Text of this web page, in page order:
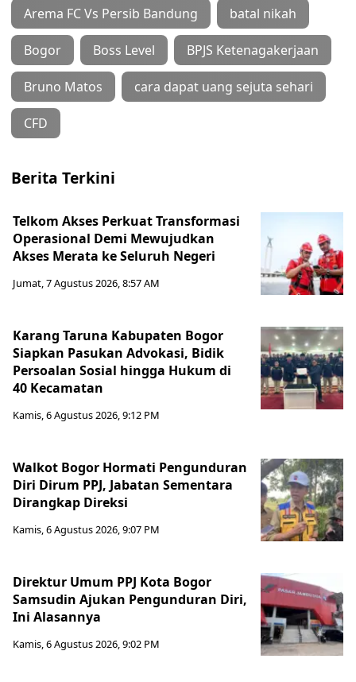
Arema FC Vs Persib Bandung batal nikah
Bogor Boss Level BPJS Ketenagakerjaan
Bruno Matos cara dapat uang sejuta sehari
CFD
Berita Terkini
Telkom Akses Perkuat Transformasi
Operasional Demi Mewujudkan
Akses Merata ke Seluruh Negeri
Jumat, 7 Agustus 2026, 8:57 AM
Karang Taruna Kabupaten Bogor
Siapkan Pasukan Advokasi, Bidik
Persoalan Sosial hingga Hukum di
40 Kecamatan
Kamis, 6 Agustus 2026, 9:12 PM
Walkot Bogor Hormati Pengunduran
Diri Dirum PPJ, Jabatan Sementara
Dirangkap Direksi
Kamis, 6 Agustus 2026, 9:07 PM
Direktur Umum PPJ Kota Bogor
Samsudin Ajukan Pengunduran Diri,
Ini Alasannya
Kamis, 6 Agustus 2026, 9:02 PM